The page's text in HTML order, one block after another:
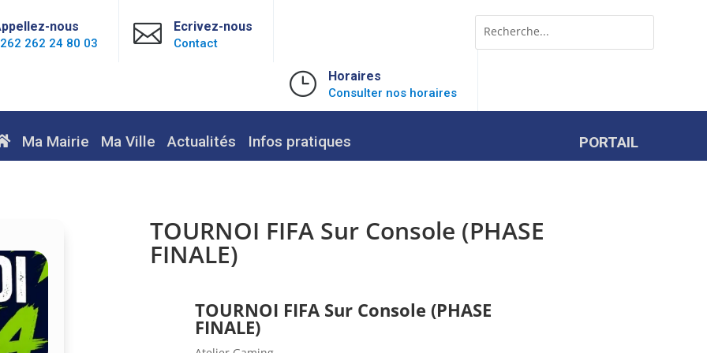
for...
nous
262 24 80 03  Ecrivez-nous
Contact
} Horaires
Consulter nos horaires
Ma Mairie Ma Ville Actualités Infos pratiques PORTAIL
TOURNOI FIFA Sur Console (PHASE
FINALE)
TOURNOI FIFA Sur Console (PHASE
FINALE)